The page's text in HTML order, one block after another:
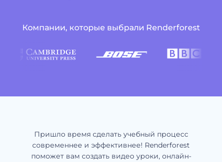
Компании, которые выбрали Renderforest
Пришло время сделать учебный процесс
современнее и эффективнее! Renderforest
поможет вам создать видео уроки, онлайн-